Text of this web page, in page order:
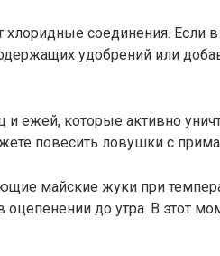
хлоридные соединения. Если
удобрений или
и ежей, которые активно
повесить ловушки с
майские жуки при
оцепенении до утра. В этот